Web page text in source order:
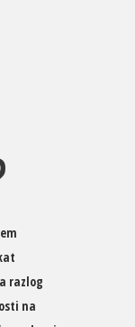
razlog
na